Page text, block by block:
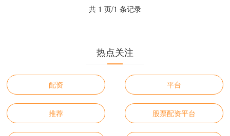
共 1 页/1 条记录
热点关注
配资 平台
推荐 股票配资平台